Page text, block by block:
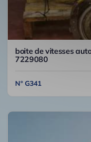
boite de vitesses
7229080
N° G341